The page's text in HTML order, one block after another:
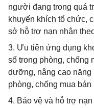
người đang trong quá
khuyến khích tổ chức,
sở hỗ trợ nạn nhân
3. Ưu tiên ứng dụng
số trong phòng, chống
dưỡng, nâng cao
phòng, chống mua
4. Bảo vệ và hỗ trợ